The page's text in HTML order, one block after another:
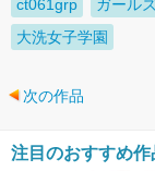
ct061grp ガール
大洗女子学園
次の作品
注目のおすすめ作